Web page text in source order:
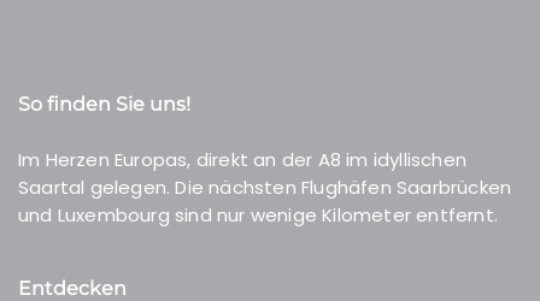
So finden Sie uns!
Im Herzen Europas, direkt an der A8 im idyllischen
Saartal gelegen. Die nächsten Flughäfen Saarbrücken
und Luxembourg sind nur wenige Kilometer entfernt.
Entdecken